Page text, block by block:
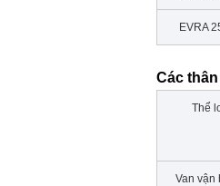
EVRA
Các
Thể
Van vận